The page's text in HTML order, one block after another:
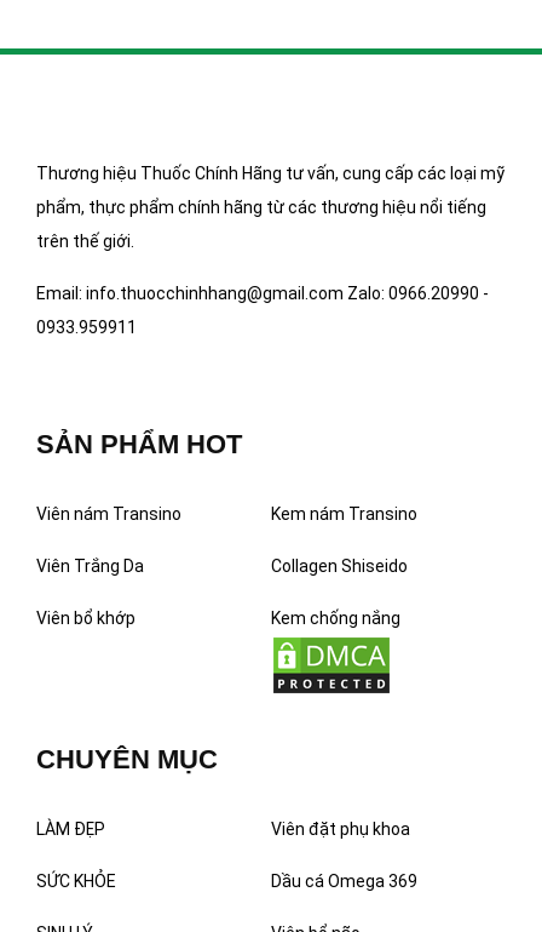
Thương hiệu Thuốc Chính Hãng tư vấn, cung cấp các loại mỹ
phẩm, thực phẩm chính hãng từ các thương hiệu nổi tiếng
trên thế giới.
Email: info.thuocchinhhang@gmail.com Zalo: 0966.20990 -
0933.959911
SẢN PHẨM HOT
Viên nám Transino Kem nám Transino
Viên Trắng Da Collagen Shiseido
Viên bổ khớp Kem chống nắng
CHUYÊN MỤC
LÀM ĐẸP Viên đặt phụ khoa
SỨC KHỎE Dầu cá Omega 369